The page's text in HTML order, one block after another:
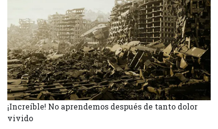
¡Increíble! No aprendemos después de tanto dolor
vivido